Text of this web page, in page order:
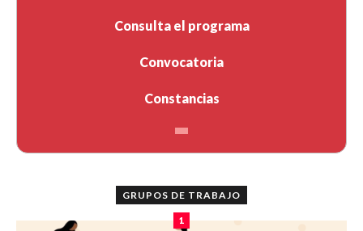
Consulta el programa
Convocatoria
Constancias
GRUPOS DE TRABAJO
1